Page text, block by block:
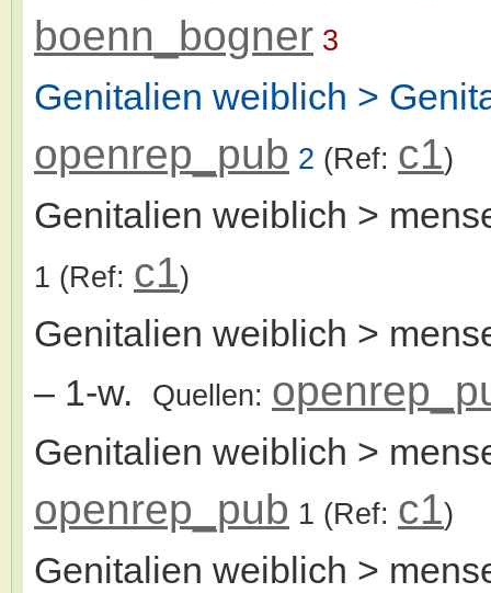
boenn_bogner 3
Genitalien weiblich >
openrep_pub 2 (Ref: c1)
Genitalien weiblich >
1 (Ref: c1)
Genitalien weiblich >
– 1-w.
Quellen:
Genitalien weiblich >
openrep_pub 1 (Ref: c1)
Genitalien weiblich >